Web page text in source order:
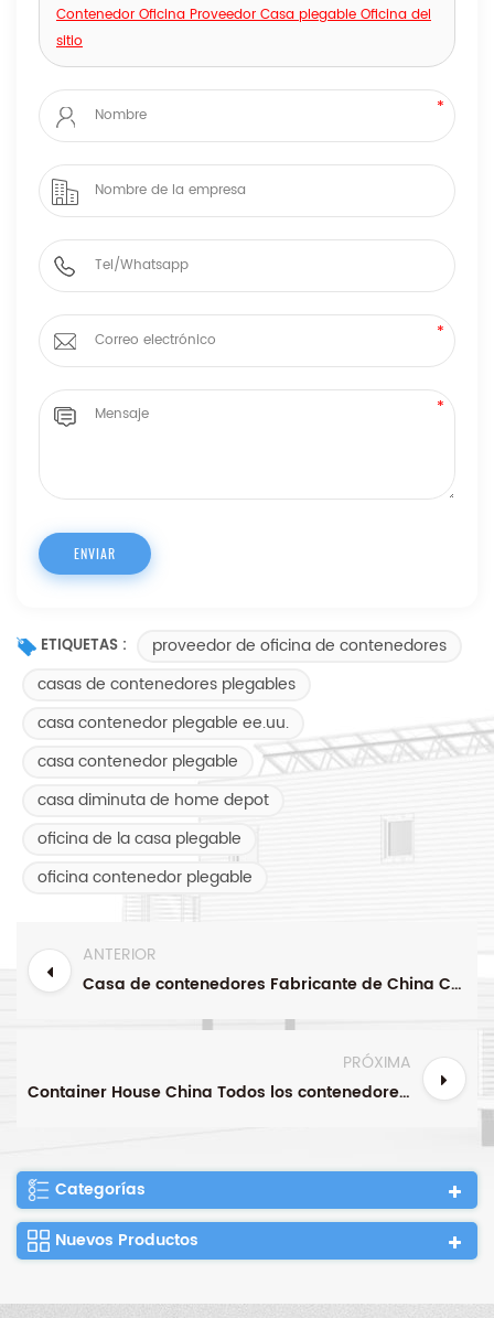
Contenedor Oficina Proveedor Casa plegable Oficina del
sitio
ETIQUETAS :
proveedor de oficina de contenedores
casas de contenedores plegables
casa contenedor plegable ee.uu.
casa contenedor plegable
casa diminuta de home depot
oficina de la casa plegable
oficina contenedor plegable
ANTERIOR
Casa de contenedores Fabricante de China Contenedor plegable Casa plegable Construcción rápida
PRÓXIMA
Container House China Todos los contenedores plegables
Categorías
Nuevos Productos